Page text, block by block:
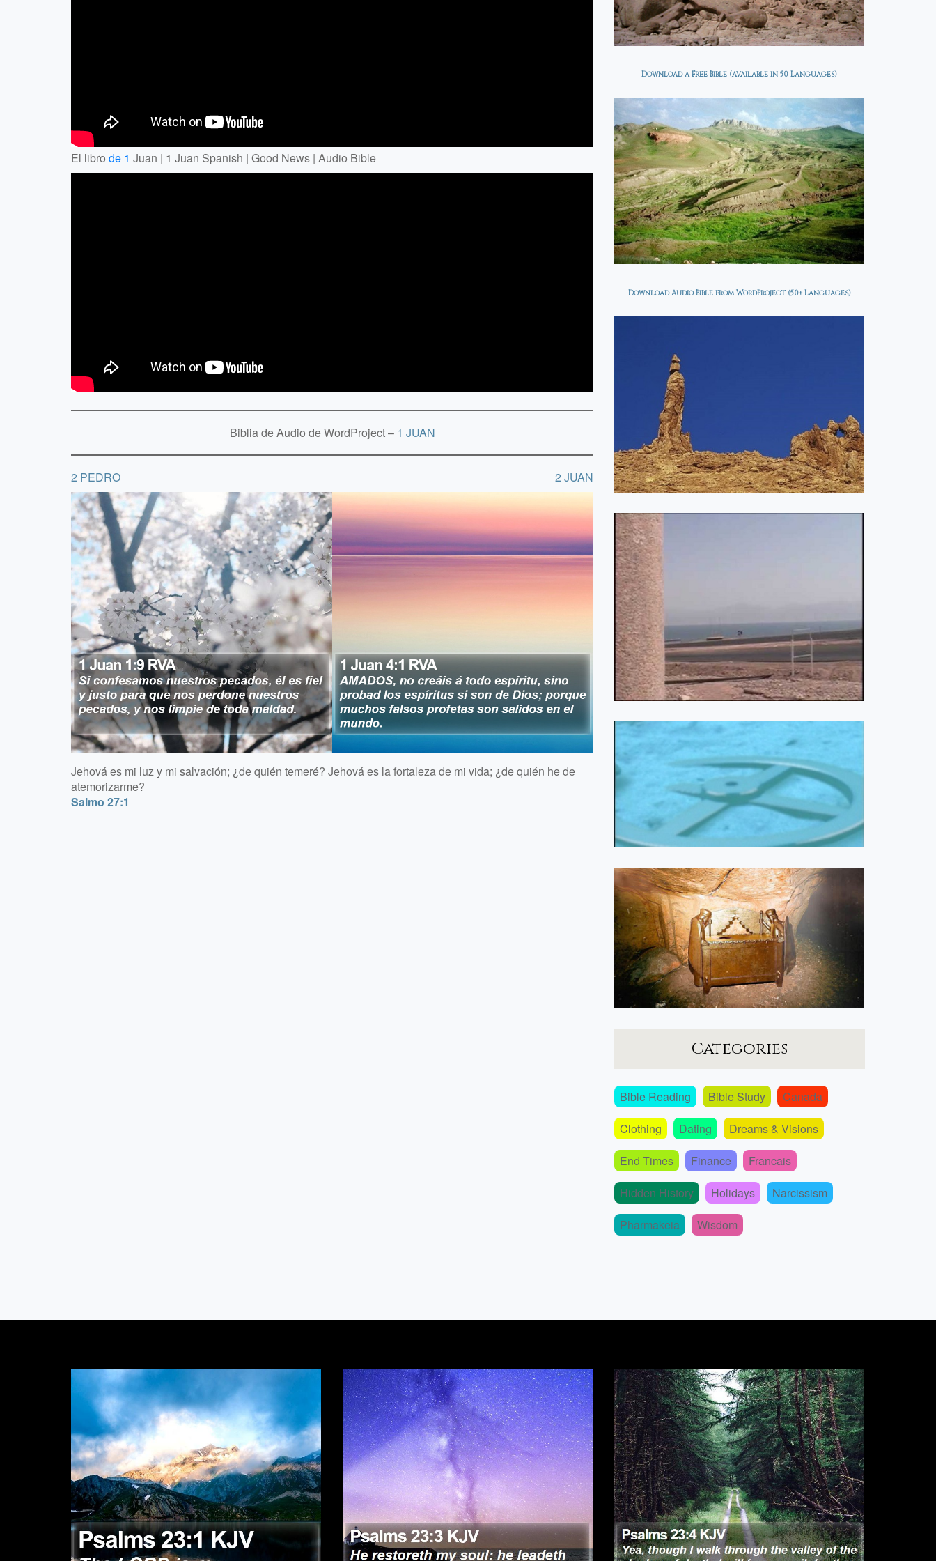
El libro de 1 Juan | 1 Juan Spanish | Good News | Audio Bible
Biblia de Audio de WordProject – 1 JUAN
2 PEDRO 2 JUAN
Jehová es mi luz y mi salvación; ¿de quién temeré? Jehová es la fortaleza de mi vida; ¿de quién he de
atemorizarme?
Salmo 27:1
Download a Free Bible (available in 50 Languages)
Download Audio Bible from WordProject (50+ Languages)
Categories
Bible Reading Bible Study
Canada
Clothing
Dating
Dreams & Visions
End Times
Finance
Francais
Hidden History
Holidays
Narcissism
Pharmakeia
Wisdom